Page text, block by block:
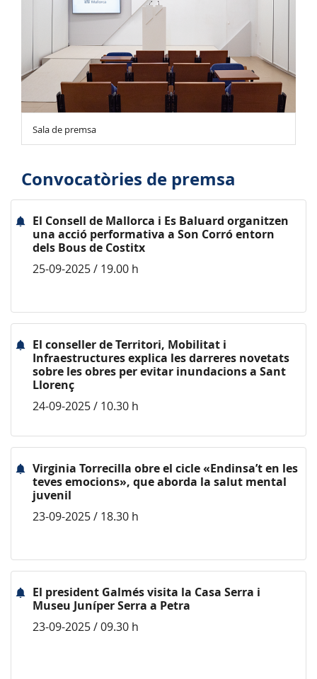
Sala de premsa
Convocatòries de premsa
El Consell de Mallorca i Es Baluard organitzen
una acció performativa a Son Corró entorn
dels Bous de Costitx
25-09-2025 / 19.00 h
El conseller de Territori, Mobilitat i
Infraestructures explica les darreres novetats
sobre les obres per evitar inundacions a Sant
Llorenç
24-09-2025 / 10.30 h
Virginia Torrecilla obre el cicle «Endinsa’t en les
teves emocions», que aborda la salut mental
juvenil
23-09-2025 / 18.30 h
El president Galmés visita la Casa Serra i
Museu Juníper Serra a Petra
23-09-2025 / 09.30 h